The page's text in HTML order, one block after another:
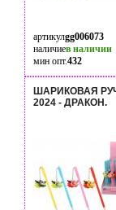
артикулgg006073
наличиев наличии
мин опт.432
ШАРИКОВАЯ
2024 - ДРАКОН.